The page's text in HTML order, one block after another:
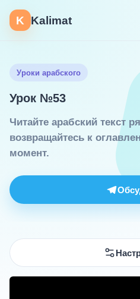
K Kalimat
Уроки арабского
Урок №53
Читайте арабский текст
возвращайтесь к
момент.